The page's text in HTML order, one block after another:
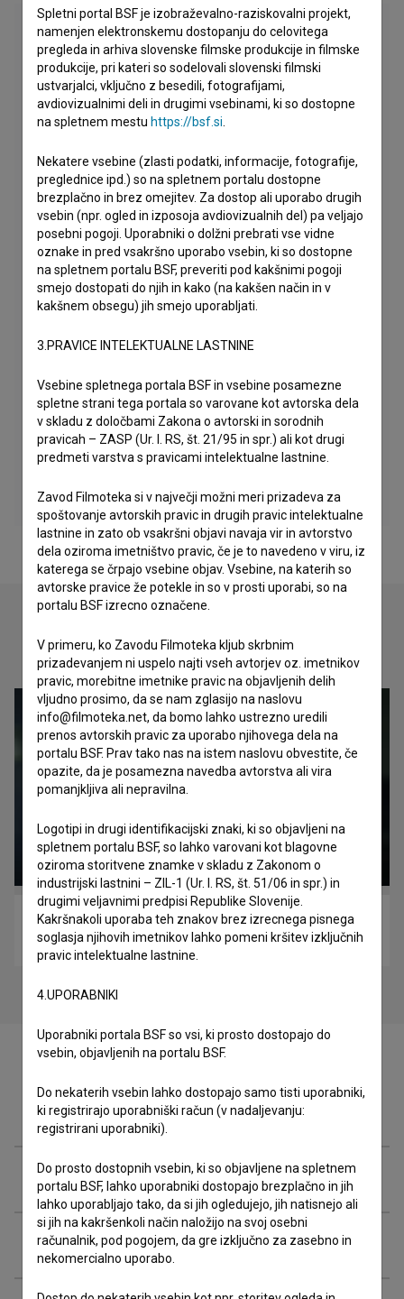
Oglejte si
Muškarci ne plaču (2017)
drama
Zasedba
Ekipa
Organizacije
Spletni portal BSF je izobraževalno-raziskovalni projekt,
namenjen elektronskemu dostopanju do celovitega
pregleda in arhiva slovenske filmske produkcije in filmske
produkcije, pri kateri so sodelovali slovenski filmski
ustvarjalci, vključno z besedili, fotografijami,
avdiovizualnimi deli in drugimi vsebinami, ki so dostopne
na spletnem mestu https://bsf.si
Nekatere vsebine (zlasti podatki, informacije, fotografije,
preglednice ipd.) so na spletnem portalu dostopne
brezplačno in brez omejitev. Za dostop ali uporabo drugih
vsebin (npr. ogled in izposoja avdiovizualnih del) pa veljajo
posebni pogoji. Uporabniki o dolžni prebrati vse vidne
oznake in pred vsakršno uporabo vsebin, ki so dostopne
na spletnem portalu BSF, preveriti pod kakšnimi pogoji
smejo dostopati do njih in kako (na kakšen način in v
kakšnem obsegu) jih smejo uporabljati.
3.PRAVICE INTELEKTUALNE LASTNINE
Vsebine spletnega portala BSF in vsebine posamezne
spletne strani tega portala so varovane kot avtorska dela
v skladu z določbami Zakona o avtorski in sorodnih
pravicah – ZASP (Ur. l. RS, št. 21/95 in spr.) ali kot drugi
predmeti varstva s pravicami intelektualne lastnine.
Zavod Filmoteka si v največji možni meri prizadeva za
spoštovanje avtorskih pravic in drugih pravic intelektualne
lastnine in zato ob vsakršni objavi navaja vir in avtorstvo
dela oziroma imetništvo pravic, če je to navedeno v viru, iz
katerega se črpajo vsebine objav. Vsebine, na katerih so
avtorske pravice že potekle in so v prosti uporabi, so na
portalu BSF izrecno označene.
V primeru, ko Zavodu Filmoteka kljub skrbnim
prizadevanjem ni uspelo najti vseh avtorjev oz. imetnikov
pravic, morebitne imetnike pravic na objavljenih delih
vljudno prosimo, da se nam zglasijo na naslovu
info@filmoteka.net, da bomo lahko ustrezno uredili
prenos avtorskih pravic za uporabo njihovega dela na
portalu BSF. Prav tako nas na istem naslovu obvestite, če
opazite, da je posamezna navedba avtorstva ali vira
pomanjkljiva ali nepravilna.
Logotipi in drugi identifikacijski znaki, ki so objavljeni na
spletnem portalu BSF, so lahko varovani kot blagovne
oziroma storitvene znamke v skladu z Zakonom o
industrijski lastnini – ZIL-1 (Ur. l. RS, št. 51/06 in spr.) in
drugimi veljavnimi predpisi Republike Slovenije.
Kakršnakoli uporaba teh znakov brez izrecnega pisnega
soglasja njihovih imetnikov lahko pomeni kršitev izključnih
pravic intelektualne lastnine.
4.UPORABNIKI
Uporabniki portala BSF so vsi, ki prosto dostopajo do
vsebin, objavljenih na portalu BSF.
Do nekaterih vsebin lahko dostopajo samo tisti uporabniki,
ki registrirajo uporabniški račun (v nadaljevanju:
registrirani uporabniki).
Do prosto dostopnih vsebin, ki so objavljene na spletnem
portalu BSF, lahko uporabniki dostopajo brezplačno in jih
lahko uporabljajo tako, da si jih ogledujejo, jih natisnejo ali
si jih na kakršenkoli način naložijo na svoj osebni
računalnik, pod pogojem, da gre izključno za zasebno in
nekomercialno uporabo.